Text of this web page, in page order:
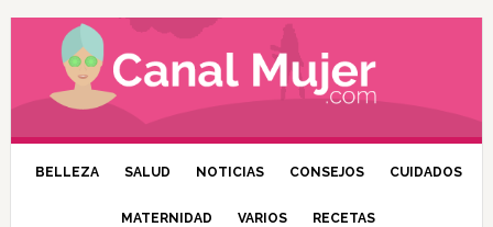
BELLEZA SALUD NOTICIAS CONSEJOS CUIDADOS
MATERNIDAD VARIOS RECETAS